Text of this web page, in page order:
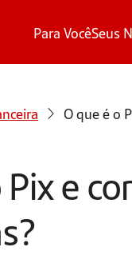
Para VocêSeus
O que é o
Pix e